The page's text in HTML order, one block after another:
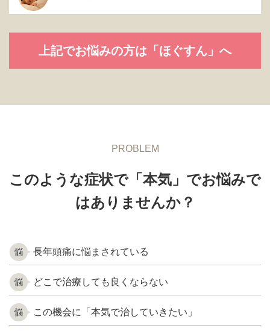
上記でお悩みの方は「ほぐすん」へ
PROBLEM
このような症状で「本気」でお悩みで
はありませんか？
長年頭痛に悩まされている
どこで治療しても良くならない
この機会に「本気で治していきたい」